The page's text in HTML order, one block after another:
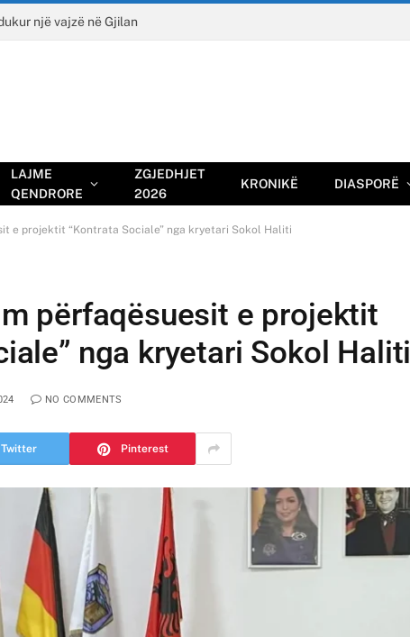
një vajzë në Gjilan
LAJME
QENDRORE
ZGJEDHJET
2026
KRONIKË DIASPORË
e projektit “Kontrata Sociale” nga kryetari Sokol Haliti
përfaqësuesit e projektit
nga kryetari Sokol Haliti
NO COMMENTS
Twitter Pinterest